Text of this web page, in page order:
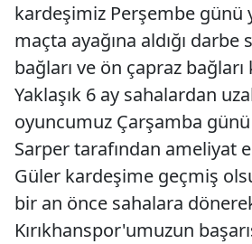
kardeşimiz Perşembe günü
maçta ayağına aldığı
bağları ve ön çapraz
Yaklaşık 6 ay sahalardan
oyuncumuz Çarşamba
Sarper tarafından ameliyat
Güler kardeşime geçmiş
bir an önce sahalara
Kırıkhanspor'umuzun